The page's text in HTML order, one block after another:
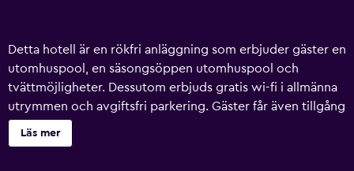
Detta hotell är en rökfri anläggning som erbjuder gäster en
utomhuspool, en säsongsöppen utomhuspool och
tvättmöjligheter. Dessutom erbjuds gratis wi-fi i allmänna
utrymmen och avgiftsfri parkering. Gäster får även tillgång
till bekvämligheter som ett värdeförvaringsskåp i
receptionen och en varuautomat. Atlantic Inn har 42
Läs mer